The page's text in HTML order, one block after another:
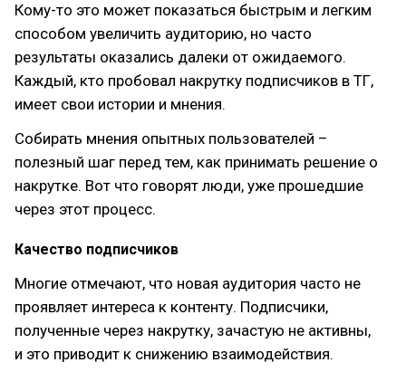
Кому-то это может показаться быстрым и легким
способом увеличить аудиторию, но часто
результаты оказались далеки от ожидаемого.
Каждый, кто пробовал накрутку подписчиков в ТГ,
имеет свои истории и мнения.
Собирать мнения опытных пользователей –
полезный шаг перед тем, как принимать решение о
накрутке. Вот что говорят люди, уже прошедшие
через этот процесс.
Качество подписчиков
Многие отмечают, что новая аудитория часто не
проявляет интереса к контенту. Подписчики,
полученные через накрутку, зачастую не активны,
и это приводит к снижению взаимодействия.